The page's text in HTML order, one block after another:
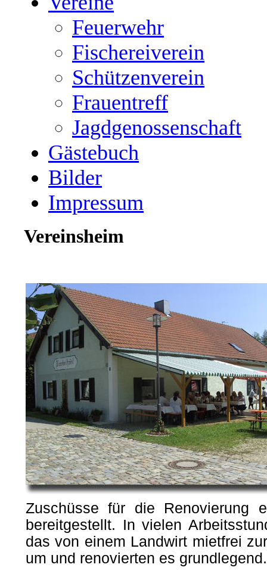
Feuerwehr
Fischereiverein
Schützenverein
Frauentreff
Jagdgenossenschaft
Gästebuch
Bilder
Impressum
Vereinsheim
Zuschüsse für die Renovierung
bereitgestellt. In vielen
das von einem Landwirt mietfrei
um und renovierten es grundlegend.